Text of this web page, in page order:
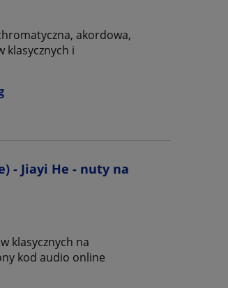
akordowa,
klasycznych i
- Jiayi He - nuty na
klasycznych na
kod audio online